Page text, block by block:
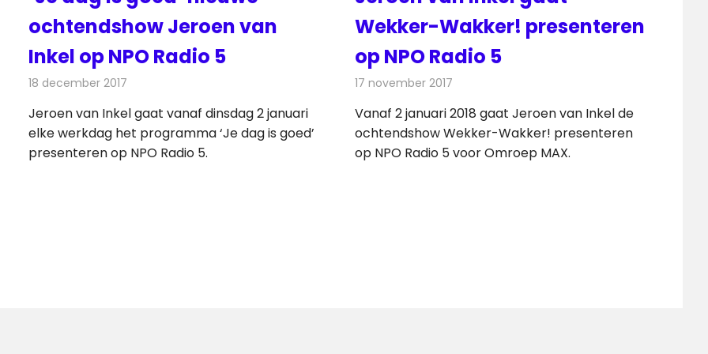
ochtendshow Jeroen van
Inkel op NPO Radio 5
18 december 2017
Jeroen van Inkel gaat vanaf dinsdag 2 januari
elke werkdag het programma ‘Je dag is goed’
presenteren op NPO Radio 5.
Wekker-Wakker! presenteren
op NPO Radio 5
17 november 2017
Vanaf 2 januari 2018 gaat Jeroen van Inkel de
ochtendshow Wekker-Wakker! presenteren
op NPO Radio 5 voor Omroep MAX.